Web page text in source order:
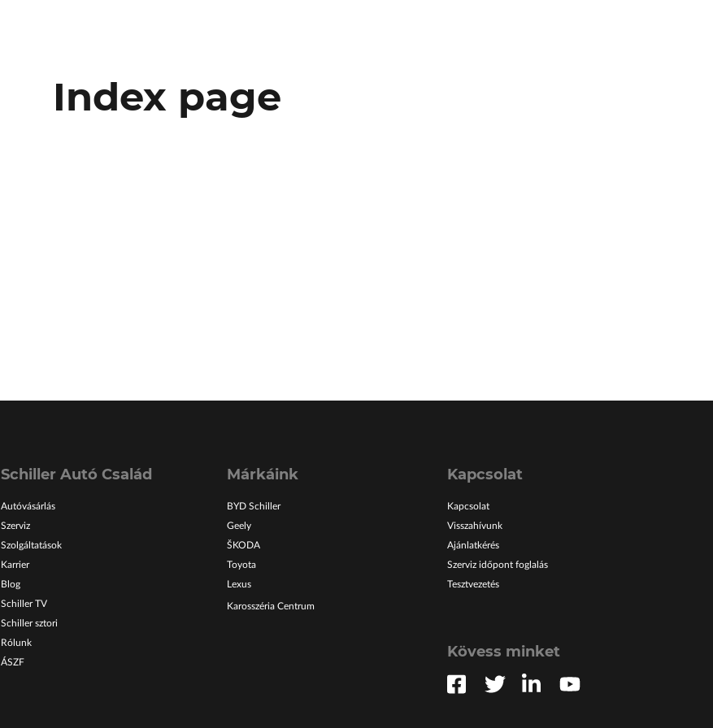
Index page
Schiller Autó Család
Autóvásárlás
Szerviz
Szolgáltatások
Karrier
Blog
Schiller TV
Schiller sztori
Rólunk
ÁSZF
Márkáink
BYD Schiller
Geely
ŠKODA
Toyota
Lexus
Karosszéria Centrum
Kapcsolat
Kapcsolat
Visszahívunk
Ajánlatkérés
Szerviz időpont foglalás
Tesztvezetés
Kövess minket